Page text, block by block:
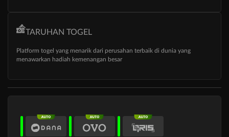
TARUHAN TOGEL
Platform togel yang menarik dari perusahan terbaik di dunia yang
menawarkan hadiah kemenangan besar